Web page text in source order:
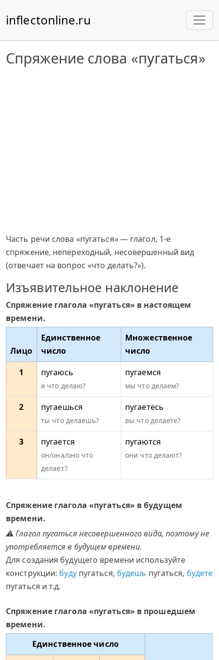
inflectonline.ru
Спряжение слова «пугаться»
Часть речи слова «пугаться» — глагол, 1-е
спряжение, непереходный, несовершенный вид
(отвечает на вопрос «что делать?»).
Изъявительное наклонение
Спряжение глагола «пугаться» в настоящем
времени.
Лицо
Единственное
число
Множественное
число
1
пугаюсь
я что делаю?
пугаемся
мы что делаем?
2 пугаешься
ты что делаешь?
пугаетесь
вы что делаете?
3 пугается
он/она/оно что
делает?
пугаются
они что делают?
Спряжение глагола «пугаться» в будущем
времени.
⚠ Глагол пугаться несовершенного вида, поэтому не
употребляется в будущем времени.
Для создания будущего времени используйте
конструкции: будупугаться, будешь пугаться, будете
пугаться и т.д.
Спряжение глагола «пугаться» в прошедшем
времени.
Единственное число